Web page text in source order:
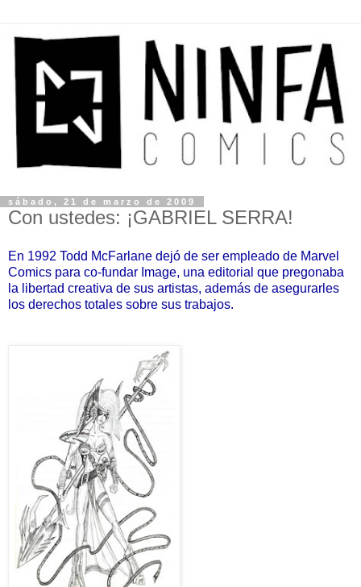
sábado, 21 de marzo de 2009
Con ustedes: ¡GABRIEL SERRA!
En 1992 Todd McFarlane dejó de ser empleado de Marvel
Comics para co-fundar Image, una editorial que pregonaba
la libertad creativa de sus artistas, además de asegurarles
los derechos totales sobre sus trabajos.